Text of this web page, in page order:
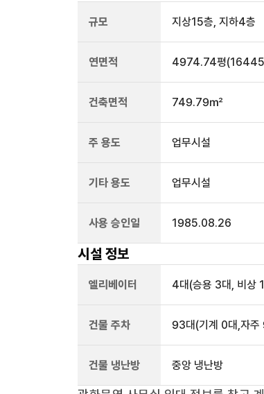
규모 지상15층, 지하4층
연면적 4974.74평
건축면적 749.79㎡
주 용도 업무시설
기타 용도 업무시설
사용 승인일 1985.08.26
시설 정보
엘리베이터 4대 (승용 3대, 비상
건물 주차 93대 (기계 0대,자
건물 냉난방 중앙 냉난방